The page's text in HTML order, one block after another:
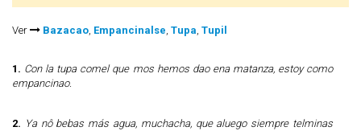
Ver Bazacao, Empancinalse, Tupa, Tupil
1. Con la tupa comel que mos hemos dao ena matanza, estoy como
empancinao.
2. Ya nô bebas más agua, muchacha, que aluego siempre telminas